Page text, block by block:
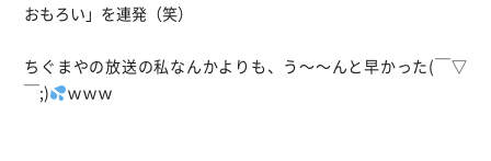
おもろい」を連発（笑）
ちぐまやの放送の私なんかよりも、う～～んと早かった(￣▽
￣;)
ｗｗｗ